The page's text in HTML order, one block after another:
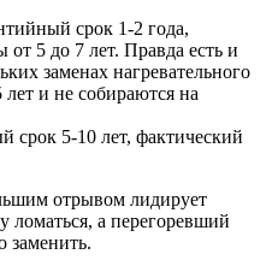
срок 1-2 года,
5 до 7 лет. Правда есть и
заменах нагревательного
лет и не собираются на
срок 5-10 лет, фактический
отрывом лидирует
ломаться, а перегоревший
заменить.